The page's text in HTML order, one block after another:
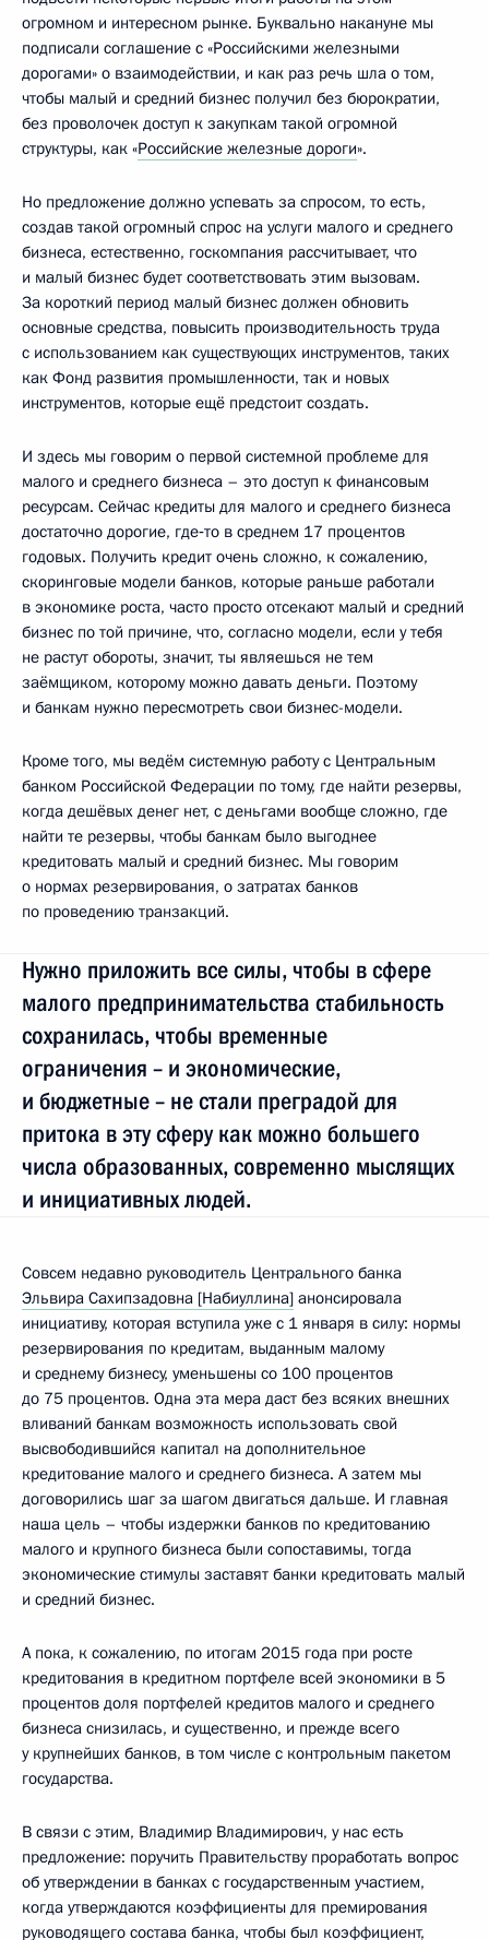
огромном и интересном рынке. Буквально накануне мы
подписали соглашение с «Российскими железными
дорогами» о взаимодействии, и как раз речь шла о том,
чтобы малый и средний бизнес получил без бюрократии,
без проволочек доступ к закупкам такой огромной
структуры, как «Российские железные дороги».
Но предложение должно успевать за спросом, то есть,
создав такой огромный спрос на услуги малого и среднего
бизнеса, естественно, госкомпания рассчитывает, что
и малый бизнес будет соответствовать этим вызовам.
За короткий период малый бизнес должен обновить
основные средства, повысить производительность труда
с использованием как существующих инструментов, таких
как Фонд развития промышленности, так и новых
инструментов, которые ещё предстоит создать.
И здесь мы говорим о первой системной проблеме для
малого и среднего бизнеса – это доступ к финансовым
ресурсам. Сейчас кредиты для малого и среднего бизнеса
достаточно дорогие, где‑то в среднем 17 процентов
годовых. Получить кредит очень сложно, к сожалению,
скоринговые модели банков, которые раньше работали
в экономике роста, часто просто отсекают малый и средний
бизнес по той причине, что, согласно модели, если у тебя
не растут обороты, значит, ты являешься не тем
заёмщиком, которому можно давать деньги. Поэтому
и банкам нужно пересмотреть свои бизнес-модели.
Кроме того, мы ведём системную работу с Центральным
банком Российской Федерации по тому, где найти резервы,
когда дешёвых денег нет, с деньгами вообще сложно, где
найти те резервы, чтобы банкам было выгоднее
кредитовать малый и средний бизнес. Мы говорим
о нормах резервирования, о затратах банков
по проведению транзакций.
Нужно приложить все силы, чтобы в сфере
малого предпринимательства стабильность
сохранилась, чтобы временные
ограничения – и экономические,
и бюджетные – не стали преградой для
притока в эту сферу как можно большего
числа образованных, современно мыслящих
и инициативных людей.
Совсем недавно руководитель Центрального банка
Эльвира Сахипзадовна [Набиуллина] анонсировала
инициативу, которая вступила уже с 1 января в силу: нормы
резервирования по кредитам, выданным малому
и среднему бизнесу, уменьшены со 100 процентов
до 75 процентов. Одна эта мера даст без всяких внешних
вливаний банкам возможность использовать свой
высвободившийся капитал на дополнительное
кредитование малого и среднего бизнеса. А затем мы
договорились шаг за шагом двигаться дальше. И главная
наша цель – чтобы издержки банков по кредитованию
малого и крупного бизнеса были сопоставимы, тогда
экономические стимулы заставят банки кредитовать малый
и средний бизнес.
А пока, к сожалению, по итогам 2015 года при росте
кредитования в кредитном портфеле всей экономики в 5
процентов доля портфелей кредитов малого и среднего
бизнеса снизилась, и существенно, и прежде всего
у крупнейших банков, в том числе с контрольным пакетом
государства.
В связи с этим, Владимир Владимирович, у нас есть
предложение: поручить Правительству проработать вопрос
об утверждении в банках с государственным участием,
когда утверждаются коэффициенты для премирования
руководящего состава банка, чтобы был коэффициент,